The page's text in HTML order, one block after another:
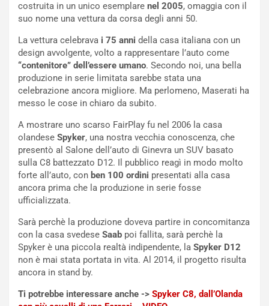
costruita in un unico esemplare nel 2005, omaggia con il
suo nome una vettura da corsa degli anni 50.
La vettura celebrava i 75 anni della casa italiana con un
design avvolgente, volto a rappresentare l’auto come
“contenitore” dell’essere umano. Secondo noi, una bella
produzione in serie limitata sarebbe stata una
celebrazione ancora migliore. Ma perlomeno, Maserati ha
messo le cose in chiaro da subito.
A mostrare uno scarso FairPlay fu nel 2006 la casa
olandese Spyker, una nostra vecchia conoscenza, che
presentò al Salone dell’auto di Ginevra un SUV basato
sulla C8 battezzato D12. Il pubblico reagì in modo molto
forte all’auto, con ben 100 ordini presentati alla casa
ancora prima che la produzione in serie fosse
ufficializzata.
Sarà perchè la produzione doveva partire in concomitanza
con la casa svedese Saab poi fallita, sarà perchè la
Spyker è una piccola realtà indipendente, la Spyker D12
non è mai stata portata in vita. Al 2014, il progetto risulta
ancora in stand by.
Ti potrebbe interessare anche -> Spyker C8, dall’Olanda
s
s
a
n
Q
a
s
h
a
e
P
O
W
R
S
a
b